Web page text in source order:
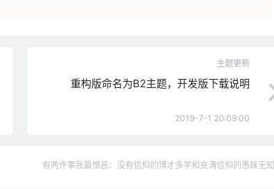
主题更新
重构版命名为B2主题，开发版下载说明
2019-7-1 20:09:00
有两件事我最憎恶：没有信仰的博才多学和充满信仰的愚昧无知